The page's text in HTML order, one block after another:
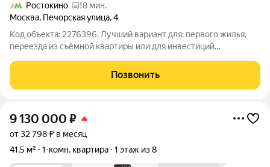
Ростокино
18 мин.
Москва, Печорская улица,4
Код объекта: 2276396. Лучший вариант для: первого жилья,
переезда из съёмной квартиры или для инвестиций
площадью 34 м2. Расположена на 1 этаже 12-этажного
блочного дома 1969 года постройки. Окна
Позвонить
9 130 000 ₽
от 32 798 ₽ в месяц
41,5 м²
1-комн. квартира 1 этаж из 8